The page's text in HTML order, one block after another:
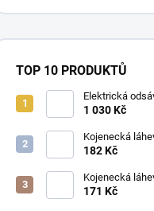
TOP 10 PRODUKTŮ
Elektrická
mateřského
1 030 Kč
Kojenecká
se savičkou s
182 Kč
Kojenecká
171 Kč